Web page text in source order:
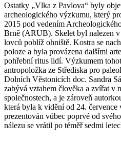
Ostatky „Vlka z Pavlova“ byly
archeologického výzkumu, který
2015 pod vedením
Brně (ARUB). Skelet byl nalezen
lovců poblíž ohniště. Kostra se
poloze a byla provázena dalšími
pohřební ritus lidí. Výzkumem
antropoložka ze Střediska pro
Dolních Věstonicích doc. Sandra
zabývá vztahem člověka a zvířat v
společnostech, a je zároveň
která byla k vidění od 24.
prezentován vůbec poprvé od
nálezu se vrátil po téměř sedmi